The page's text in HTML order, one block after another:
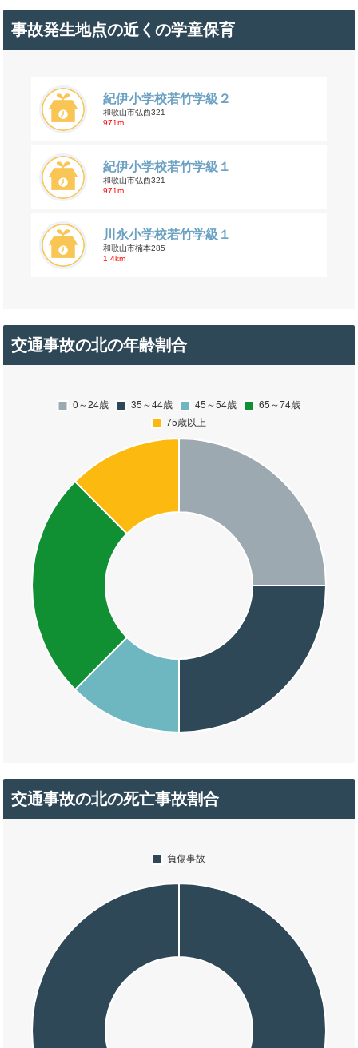
事故発生地点の近くの学童保育
紀伊小学校若竹学級２
和歌山市弘西321
971m
紀伊小学校若竹学級１
和歌山市弘西321
971m
川永小学校若竹学級１
和歌山市楠本285
1.4km
交通事故の北の年齢割合
交通事故の北の死亡事故割合